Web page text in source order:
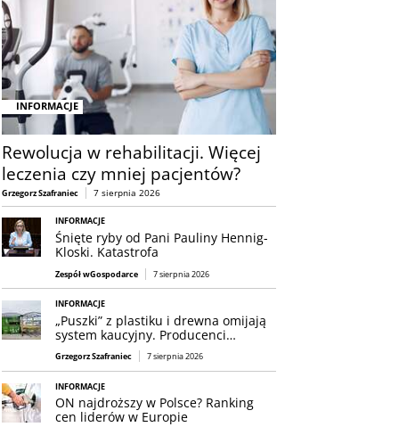
INFORMACJE
Rewolucja w rehabilitacji. Więcej
leczenia czy mniej pacjentów?
Grzegorz Szafraniec 7 sierpnia 2026
INFORMACJE
Śnięte ryby od Pani Pauliny Hennig-
Kloski. Katastrofa
Zespół wGospodarce 7 sierpnia 2026
INFORMACJE
„Puszki” z plastiku i drewna omijają
system kaucyjny. Producenci…
Grzegorz Szafraniec 7 sierpnia 2026
INFORMACJE
ON najdroższy w Polsce? Ranking
cen liderów w Europie